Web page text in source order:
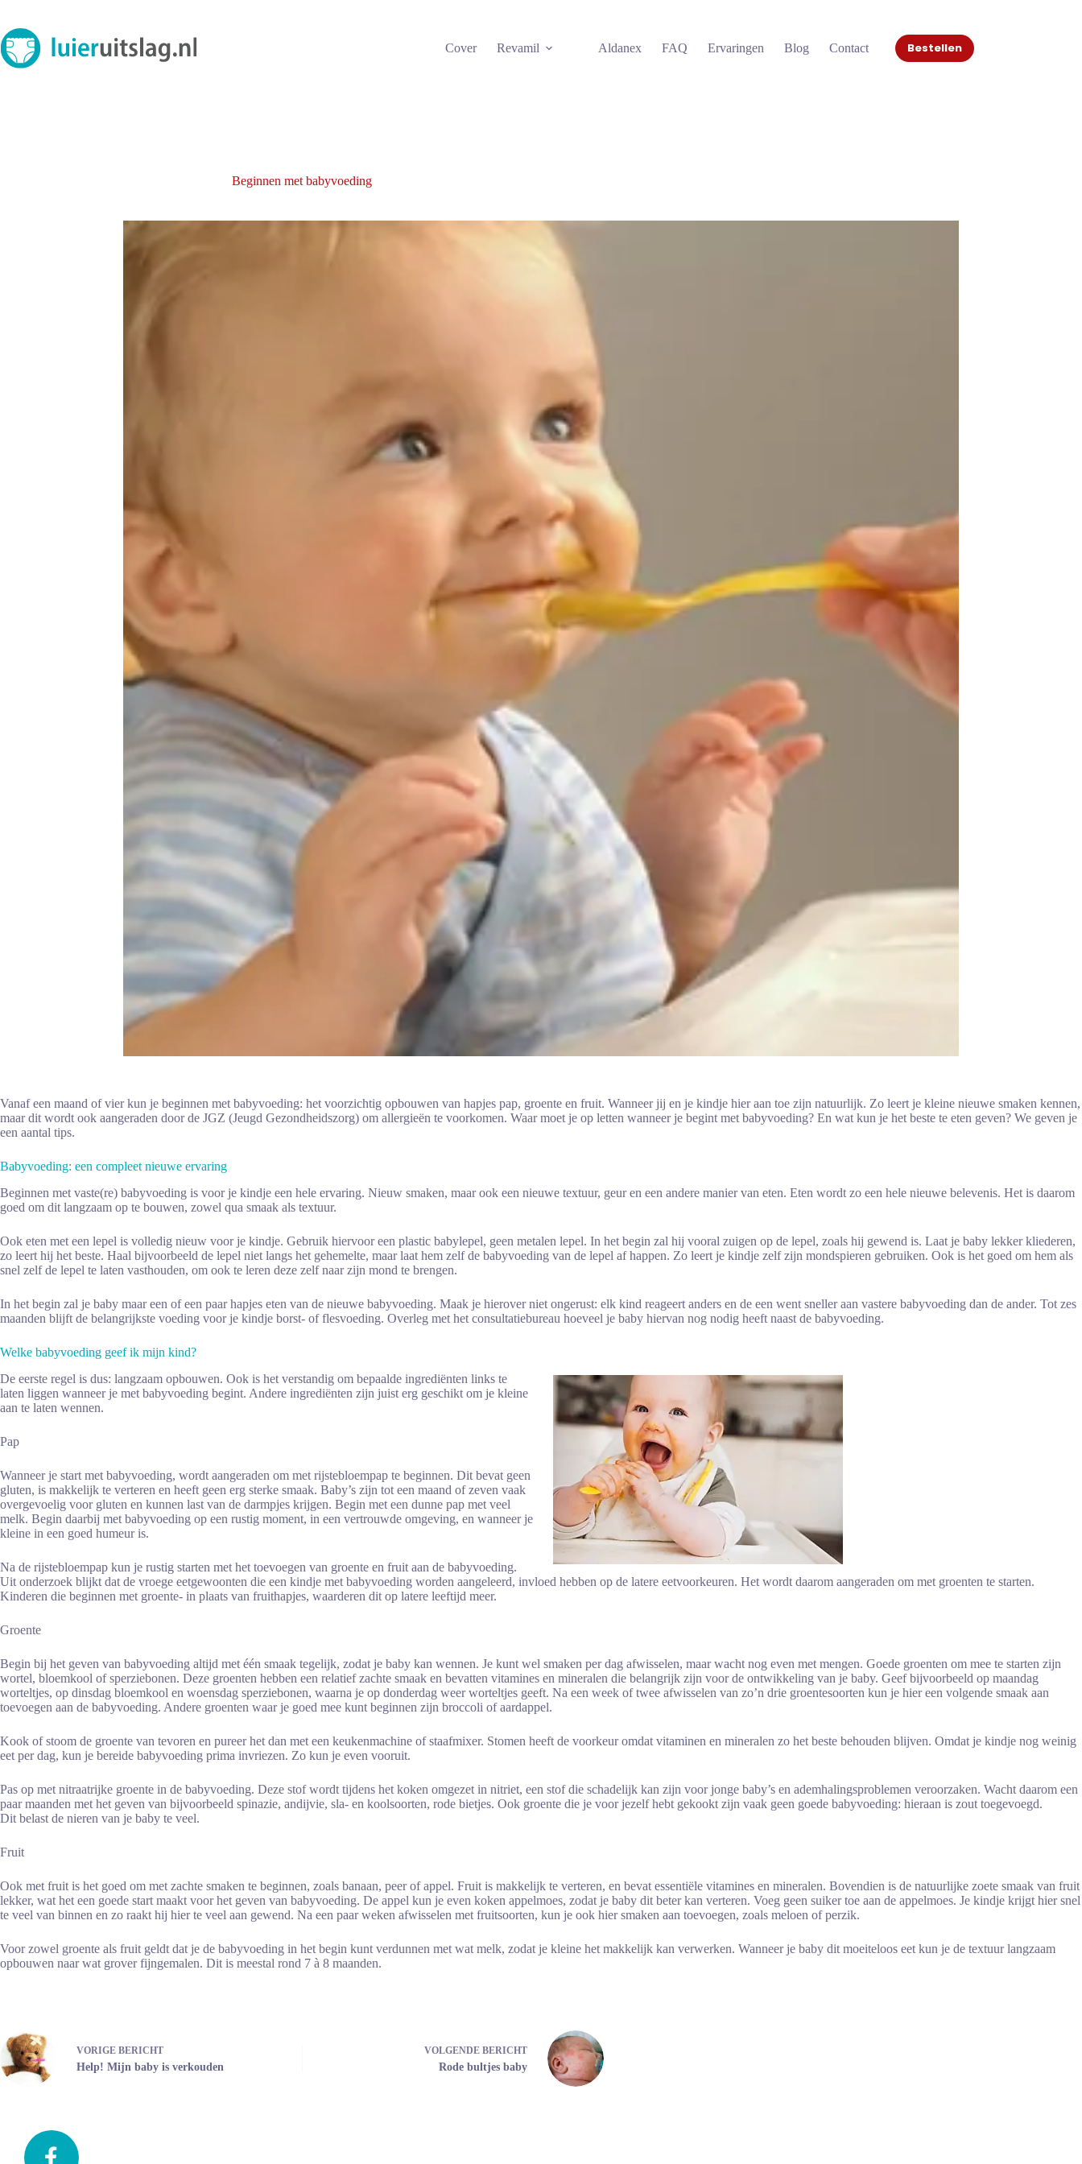
de
inhoud
Cover Revamil Aldanex FAQ Ervaringen Blog Contact Bestellen
Beginnen met babyvoeding
Vanaf een maand of vier kun je beginnen met babyvoeding: het voorzichtig opbouwen van hapjes pap, groente en fruit. Wanneer jij en je kindje hier aan toe zijn natuurlijk. Zo leert je kleine nieuwe smaken kennen,
maar dit wordt ook aangeraden door de JGZ (Jeugd Gezondheidszorg) om allergieën te voorkomen. Waar moet je op letten wanneer je begint met babyvoeding? En wat kun je het beste te eten geven? We geven je
een aantal tips.
Babyvoeding: een compleet nieuwe ervaring
Beginnen met vaste(re) babyvoeding is voor je kindje een hele ervaring. Nieuw smaken, maar ook een nieuwe textuur, geur en een andere manier van eten. Eten wordt zo een hele nieuwe belevenis. Het is daarom
goed om dit langzaam op te bouwen, zowel qua smaak als textuur.
Ook eten met een lepel is volledig nieuw voor je kindje. Gebruik hiervoor een plastic babylepel, geen metalen lepel. In het begin zal hij vooral zuigen op de lepel, zoals hij gewend is. Laat je baby lekker kliederen,
zo leert hij het beste. Haal bijvoorbeeld de lepel niet langs het gehemelte, maar laat hem zelf de babyvoeding van de lepel af happen. Zo leert je kindje zelf zijn mondspieren gebruiken. Ook is het goed om hem als
snel zelf de lepel te laten vasthouden, om ook te leren deze zelf naar zijn mond te brengen.
In het begin zal je baby maar een of een paar hapjes eten van de nieuwe babyvoeding. Maak je hierover niet ongerust: elk kind reageert anders en de een went sneller aan vastere babyvoeding dan de ander. Tot zes
maanden blijft de belangrijkste voeding voor je kindje borst- of flesvoeding. Overleg met het consultatiebureau hoeveel je baby hiervan nog nodig heeft naast de babyvoeding.
Welke babyvoeding geef ik mijn kind?
De eerste regel is dus: langzaam opbouwen. Ook is het verstandig om bepaalde ingrediënten links te
laten liggen wanneer je met babyvoeding begint. Andere ingrediënten zijn juist erg geschikt om je kleine
aan te laten wennen.
Pap
Wanneer je start met babyvoeding, wordt aangeraden om met rijstebloempap te beginnen. Dit bevat geen
gluten, is makkelijk te verteren en heeft geen erg sterke smaak. Baby’s zijn tot een maand of zeven vaak
overgevoelig voor gluten en kunnen last van de darmpjes krijgen. Begin met een dunne pap met veel
melk. Begin daarbij met babyvoeding op een rustig moment, in een vertrouwde omgeving, en wanneer je
kleine in een goed humeur is.
Na de rijstebloempap kun je rustig starten met het toevoegen van groente en fruit aan de babyvoeding.
Uit onderzoek blijkt dat de vroege eetgewoonten die een kindje met babyvoeding worden aangeleerd, invloed hebben op de latere eetvoorkeuren. Het wordt daarom aangeraden om met groenten te starten.
Kinderen die beginnen met groente- in plaats van fruithapjes, waarderen dit op latere leeftijd meer.
Groente
Begin bij het geven van babyvoeding altijd met één smaak tegelijk, zodat je baby kan wennen. Je kunt wel smaken per dag afwisselen, maar wacht nog even met mengen. Goede groenten om mee te starten zijn
wortel, bloemkool of sperziebonen. Deze groenten hebben een relatief zachte smaak en bevatten vitamines en mineralen die belangrijk zijn voor de ontwikkeling van je baby. Geef bijvoorbeeld op maandag
worteltjes, op dinsdag bloemkool en woensdag sperziebonen, waarna je op donderdag weer worteltjes geeft. Na een week of twee afwisselen van zo’n drie groentesoorten kun je hier een volgende smaak aan
toevoegen aan de babyvoeding. Andere groenten waar je goed mee kunt beginnen zijn broccoli of aardappel.
Kook of stoom de groente van tevoren en pureer het dan met een keukenmachine of staafmixer. Stomen heeft de voorkeur omdat vitaminen en mineralen zo het beste behouden blijven. Omdat je kindje nog weinig
eet per dag, kun je bereide babyvoeding prima invriezen. Zo kun je even vooruit.
Pas op met nitraatrijke groente in de babyvoeding. Deze stof wordt tijdens het koken omgezet in nitriet, een stof die schadelijk kan zijn voor jonge baby’s en ademhalingsproblemen veroorzaken. Wacht daarom een
paar maanden met het geven van bijvoorbeeld spinazie, andijvie, sla- en koolsoorten, rode bietjes. Ook groente die je voor jezelf hebt gekookt zijn vaak geen goede babyvoeding: hieraan is zout toegevoegd.
Dit belast de nieren van je baby te veel.
Fruit
Ook met fruit is het goed om met zachte smaken te beginnen, zoals banaan, peer of appel. Fruit is makkelijk te verteren, en bevat essentiële vitamines en mineralen. Bovendien is de natuurlijke zoete smaak van fruit
lekker, wat het een goede start maakt voor het geven van babyvoeding. De appel kun je even koken appelmoes, zodat je baby dit beter kan verteren. Voeg geen suiker toe aan de appelmoes. Je kindje krijgt hier snel
te veel van binnen en zo raakt hij hier te veel aan gewend. Na een paar weken afwisselen met fruitsoorten, kun je ook hier smaken aan toevoegen, zoals meloen of perzik.
Voor zowel groente als fruit geldt dat je de babyvoeding in het begin kunt verdunnen met wat melk, zodat je kleine het makkelijk kan verwerken. Wanneer je baby dit moeiteloos eet kun je de textuur langzaam
opbouwen naar wat grover fijngemalen. Dit is meestal rond 7 à 8 maanden.
VORIGE BERICHT
Help! Mijn baby is verkouden
VOLGENDE BERICHT
Rode bultjes baby